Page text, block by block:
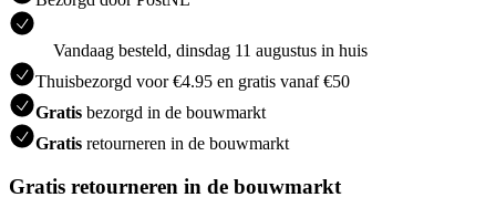
Vandaag besteld, dinsdag 11 augustus in huis
Thuisbezorgd voor €4.95 en gratis vanaf €50
Gratis bezorgd in de bouwmarkt
Gratis retourneren in de bouwmarkt
Gratis retourneren in de bouwmarkt